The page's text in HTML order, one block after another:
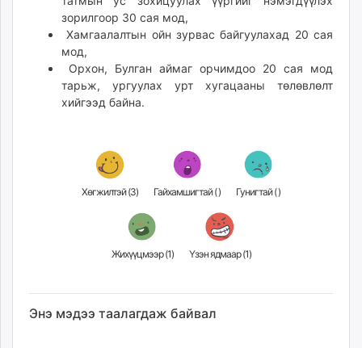
зорилгоор 30 сая мод,
Хамгаалалтын ойн зурвас байгуулахад 20 сая
мод,
Орхон, Булган аймаг орчимдоо 20 сая мод
тарьж, ургуулах урт хугацааны төлөвлөлт
хийгээд байна.
Хөгжилтэй (3) Гайхамшигтай () Гунигтай ()
Жихүүцмээр (1) Үзэн ядмаар (1)
Энэ мэдээ таалагдаж байвал